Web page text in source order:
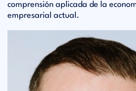
comprensión aplicada de la
empresarial actual.